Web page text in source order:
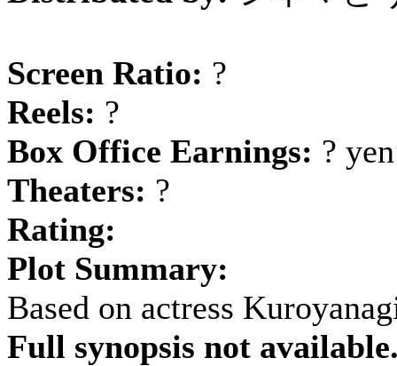
Screen Ratio: ?
Reels: ?
Box Office Earnings: ? yen
Theaters: ?
Rating:
Plot Summary:
Based on actress
Full synopsis not